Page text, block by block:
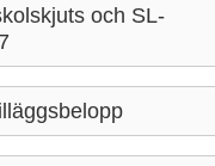
och SL-